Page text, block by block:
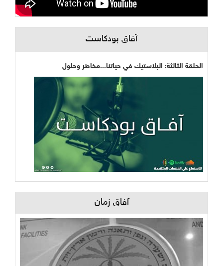
آفاق بودكاست
الحلقة الثالثة: البلاستيك في حياتنا...مخاطر وحلول
آفاق زمان